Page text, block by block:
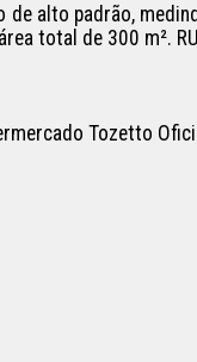
de alto padrão,
total de 300 m².
Tozetto